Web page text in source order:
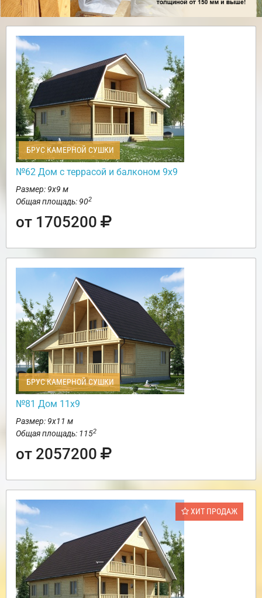
БРУС КАМЕРНОЙ СУШКИ
№62 Дом c террасой и балконом 9х9
Размер: 9х9 м
Общая площадь: 902
от 1705200
БРУС КАМЕРНОЙ СУШКИ
№81 Дом 11х9
Размер: 9х11 м
Общая площадь: 1152
от 2057200
ХИТ ПРОДАЖ